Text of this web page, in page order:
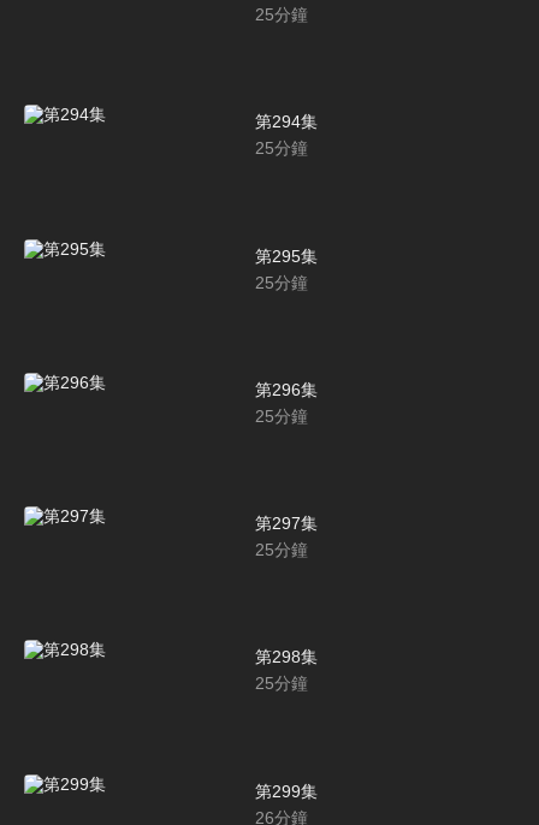
25分鐘
第294集
25分鐘
第295集
25分鐘
第296集
25分鐘
第297集
25分鐘
第298集
25分鐘
第299集
26分鐘